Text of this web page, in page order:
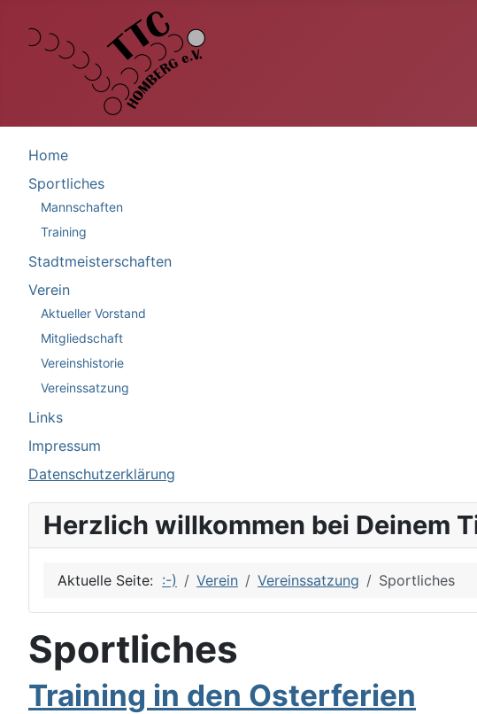
Home
Sportliches
Mannschaften
Training
Stadtmeisterschaften
Verein
Aktueller Vorstand
Mitgliedschaft
Vereinshistorie
Vereinssatzung
Links
Impressum
Datenschutzerklärung
Herzlich willkommen bei Deinem
Aktuelle Seite: :-) Verein Vereinssatzung Sportliches
Sportliches
Training in den Osterferien